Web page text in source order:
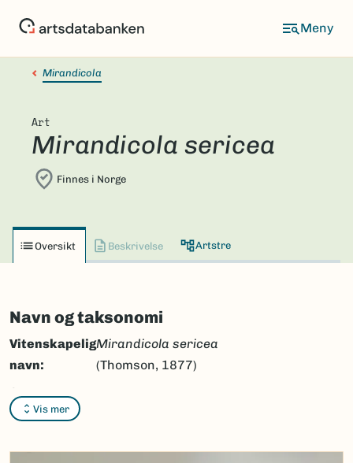
Mirandicola
Art
Mirandicola sericea
Finnes i Norge
Oversikt Beskrivelse Artstre
Navn og taksonomi
Vis mer
Vitenskapelig
navn:
Mirandicola sericea
(Thomson, 1877)
Synonymer:
Bokmål:Ingen
Nynorsk:Ingen